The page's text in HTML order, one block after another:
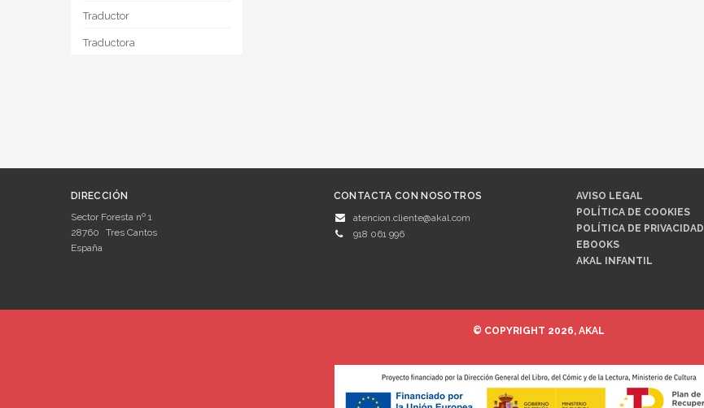
Traductor
Traductora
DIRECCIÓN
Sector Foresta nº 1
28760
Tres Cantos
España
CONTACTA CON NOSOTROS
atencion.cliente@akal.com
918 061 996
AVISO LEGAL
POLÍTICA DE COOKIES
POLÍTICA DE PRIVACIDAD
EBOOKS
AKAL INFANTIL
© COPYRIGHT 2026, AKAL